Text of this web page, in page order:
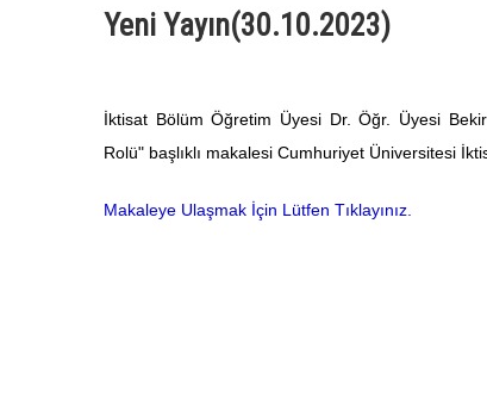
Yeni Yayın(30.10.2023)
İktisat Bölüm Öğretim Üyesi Dr. Öğr. Üyesi
Rolü" başlıklı makalesi Cumhuriyet Üniversitesi
Makaleye Ulaşmak İçin Lütfen Tıklayınız.